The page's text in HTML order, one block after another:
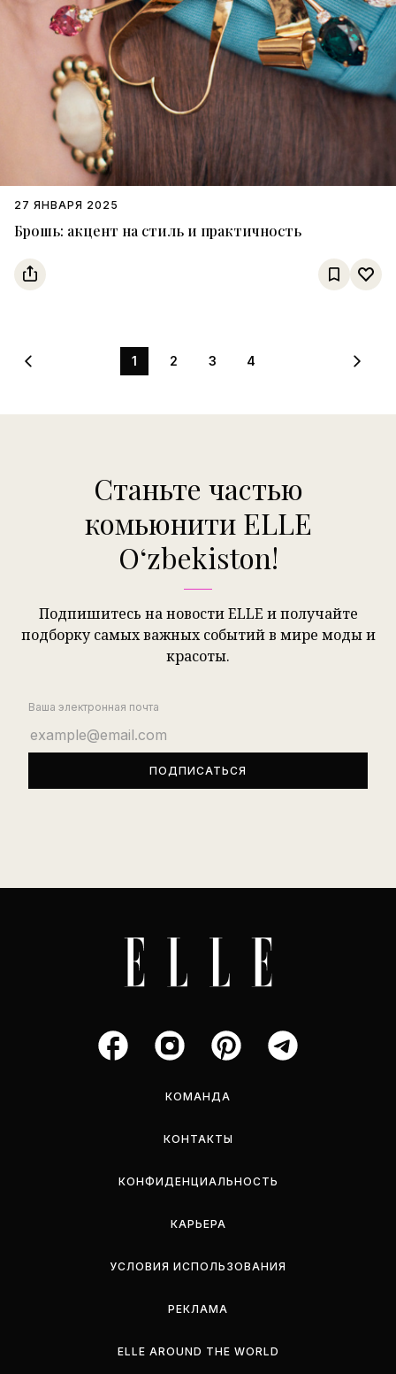
Брошь: акцент на стиль и практичность
27 ЯНВАРЯ 2025
1 2 3 4
Станьте частью
комьюнити ELLE
Oʻzbekiston!
Подпишитесь на новости ELLE и получайте
подборку самых важных событий в мире моды и
красоты.
Ваша электронная почта
КОМАНДА
КОНТАКТЫ
КОНФИДЕНЦИАЛЬНОСТЬ
КАРЬЕРА
УСЛОВИЯ ИСПОЛЬЗОВАНИЯ
РЕКЛАМА
ELLE AROUND THE WORLD